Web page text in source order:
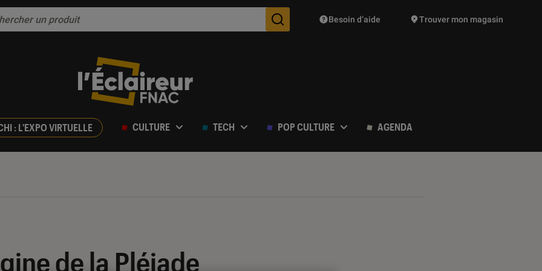
Des suggestions de produits vont vous être proposées
Besoin d’aide Trouver mon magasin
: L'EXPO VIRTUELLE CULTURE TECH POP CULTURE AGENDA
de la Pléiade